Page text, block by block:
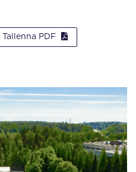
Tallenna PDF